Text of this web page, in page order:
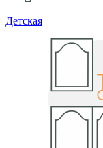
Детская